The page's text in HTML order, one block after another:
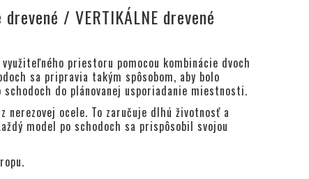
/ VERTIKÁLNE drevené
priestoru pomocou kombinácie dvoch
sa pripravia takým spôsobom, aby bolo
do plánovanej usporiadanie miestnosti.
nerezovej ocele. To zaručuje dlhú životnosť a
model po schodoch sa prispôsobil svojou